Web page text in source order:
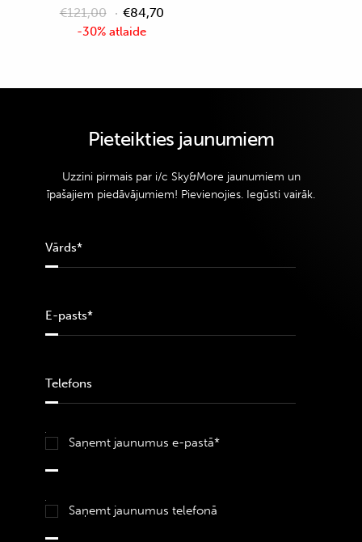
-30% atlaide
€121,00 €84,70
Pieteikties jaunumiem
Uzzini pirmais par i/c Sky&More jaunumiem un
īpašajiem piedāvājumiem! Pievienojies. Iegūsti vairāk.
Saņemt jaunumus e-pastā*
Saņemt jaunumus telefonā